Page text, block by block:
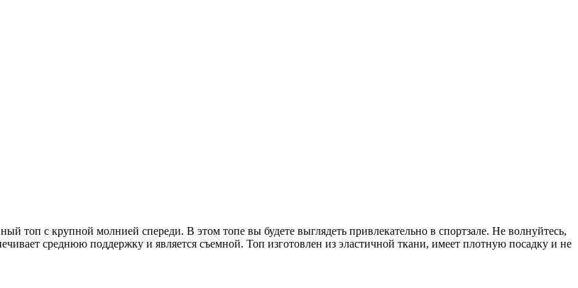
топ с крупной молнией спереди. В этом топе вы будете выглядеть привлекательно в спортзале. Не волнуйтесь,
среднюю поддержку и является съемной. Топ изготовлен из эластичной ткани, имеет плотную посадку и не